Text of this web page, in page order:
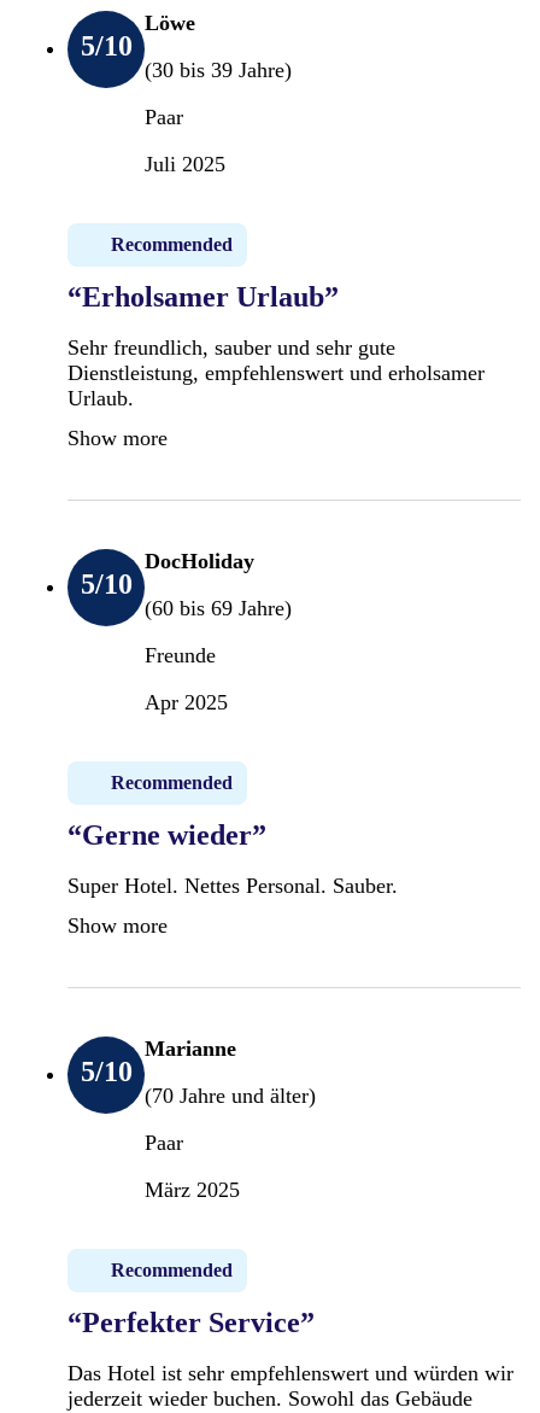
5/10
Löwe
(30 bis 39 Jahre)
Paar
Juli 2025
Recommended
“Erholsamer Urlaub”
Sehr freundlich, sauber und sehr gute
Dienstleistung, empfehlenswert und erholsamer
Urlaub.
Show more
5/10
DocHoliday
(60 bis 69 Jahre)
Freunde
Apr 2025
Recommended
“Gerne wieder”
Super Hotel. Nettes Personal. Sauber.
Show more
5/10
Marianne
(70 Jahre und älter)
Paar
März 2025
Recommended
“Perfekter Service”
Das Hotel ist sehr empfehlenswert und würden wir
jederzeit wieder buchen. Sowohl das Gebäude